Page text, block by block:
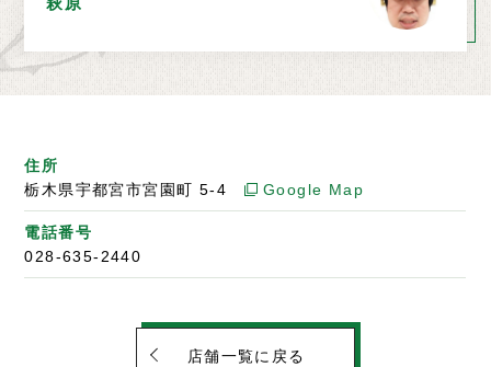
住所
栃木県宇都宮市宮園町 5-4
Google Map
電話番号
028-635-2440
店舗一覧に戻る